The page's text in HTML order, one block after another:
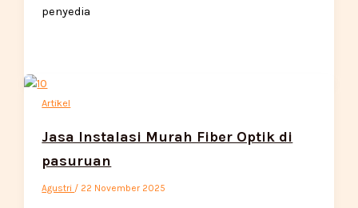
penyedia
Artikel
Jasa Instalasi Murah Fiber Optik di
pasuruan
Agustri / 22 November 2025